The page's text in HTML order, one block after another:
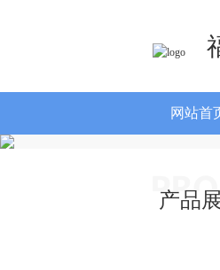
网站首
产品